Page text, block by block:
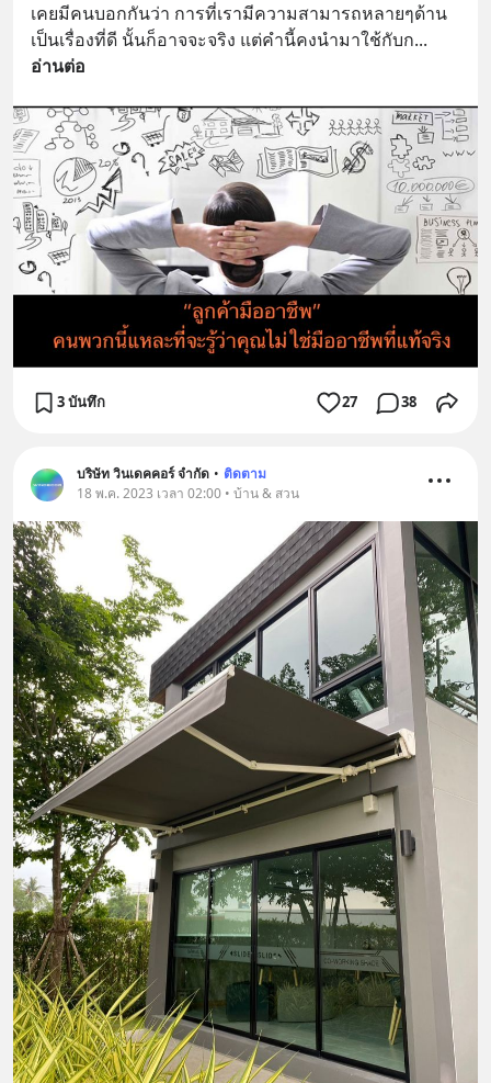
เคยมีคนบอกกันว่า การที่เรามีความสามารถหลายๆด้าน
เป็นเรื่องที่ดี นั้นก็อาจจะจริง แต่คำนี้คงนำมาใช้กับก
อ่านต่อ
3 บันทึก 27 38
บริษัท วินเดคคอร์ จำกัด • ติดตาม
18 พ.ค. 2023 เวลา 02:00 • บ้าน & สวน